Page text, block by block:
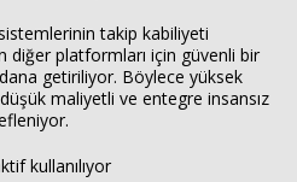
takip kabiliyeti
diğer platformları için güvenli bir
getiriliyor. Böylece yüksek
maliyetli ve entegre insansız
kullanılıyor